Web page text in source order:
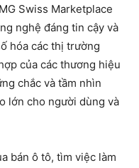
Swiss Marketplace
nghệ đáng tin cậy và
hóa các thị trường
của các thương hiệu
chắc và tầm nhìn
lớn cho người dùng và
bán ô tô, tìm việc làm